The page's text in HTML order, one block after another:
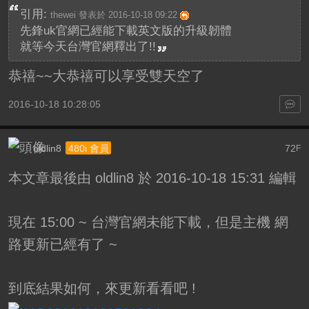
引用: thewei 發表於 2016-10-18 09:22
先鋒uk官網已經能下載英文版的升級韌體
就等今天台灣官網釋出了!!
恭禧~~大恭禧可以享受雙天空了
2016-10-18 10:28:05
72F
oldlin8 480i 會員
本文章最後由 oldlin8 於 2016-10-18 15:31 編輯
現在 15:00 ~ 台灣官網未能下載，但是主機 網
路更新已經有了 ~
到底結果如何，來更新看看吧 !